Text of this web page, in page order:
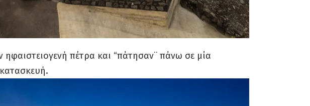
ηφαιστειογενή πέτρα και “πάτησαν¨ πάνω σε μία